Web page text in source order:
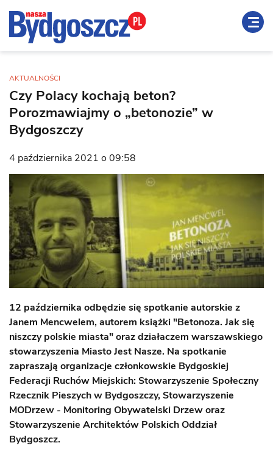
AKTUALNOŚCI
Czy Polacy kochają beton?
Porozmawiajmy o „betonozie” w
Bydgoszczy
4 października 2021 o 09:58
12 października odbędzie się spotkanie autorskie z
Janem Mencwelem, autorem książki "Betonoza. Jak się
niszczy polskie miasta" oraz działaczem warszawskiego
stowarzyszenia Miasto Jest Nasze. Na spotkanie
zapraszają organizacje członkowskie Bydgoskiej
Federacji Ruchów Miejskich: Stowarzyszenie Społeczny
Rzecznik Pieszych w Bydgoszczy, Stowarzyszenie
MODrzew - Monitoring Obywatelski Drzew oraz
Stowarzyszenie Architektów Polskich Oddział
Bydgoszcz.